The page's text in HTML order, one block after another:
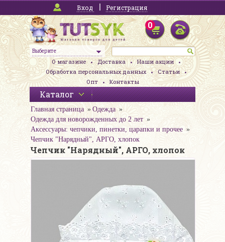
Вход Регистрация
Выберите
0
О магазине Доставка
Наши акции
Обработка персональных данных
Статьи
Опт
Контакты
Каталог
Главная страница
Одежда
Одежда для новорожденных до 2 лет
Аксессуары: чепчики, пинетки, царапки и прочее
Чепчик "Нарядный", АРГО, хлопок
Чепчик "Нарядный", АРГО, хлопок